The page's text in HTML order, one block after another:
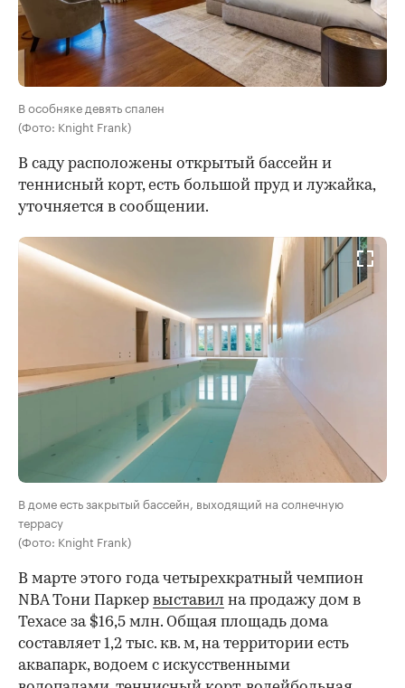
В особняке девять спален
(Фото: Knight Frank)
В саду расположены открытый бассейн и
теннисный корт, есть большой пруд и лужайка,
уточняется в сообщении.
В доме есть закрытый бассейн, выходящий на солнечную
террасу
(Фото: Knight Frank)
В марте этого года четырехкратный чемпион
NBA Тони Паркер выставил на продажу дом в
Техасе за $16,5 млн. Общая площадь дома
составляет 1,2 тыс. кв. м, на территории есть
аквапарк, водоем c искусственными